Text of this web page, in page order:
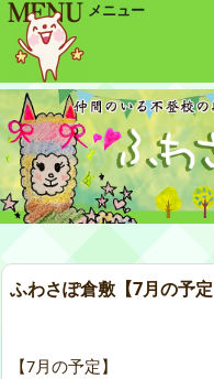
ふわさぽ倉敷【7月の予定
【7月の予定】
メニュー